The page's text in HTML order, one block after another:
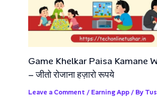
Game Khelkar Paisa Kamane
– जीतो रोजाना हज़ारो रूपये
Leave a Comment / Earning App / By